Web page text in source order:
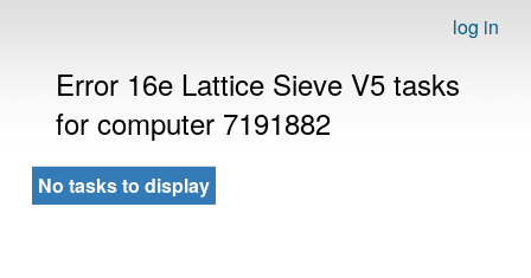
log in
Error 16e Lattice Sieve V5 tasks
for computer 7191882
No tasks to display